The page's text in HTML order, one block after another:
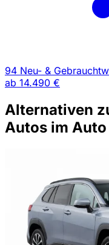
94 Neu- &
ab 14.490 €
Alternativen
Autos im